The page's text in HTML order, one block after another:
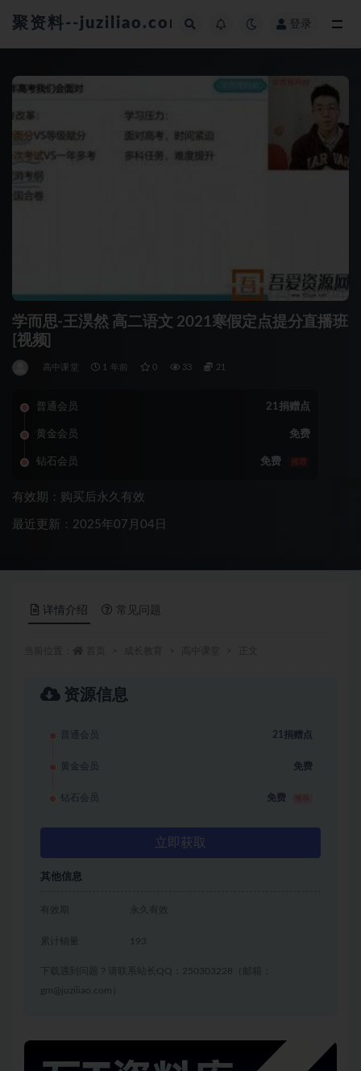
聚资料--juziliao.com--全网资料整合平台
登录
学而思-王淏然 高二语文 2021寒假定点提分直播班
[视频]
高中课堂 1 年前 0 33 21
普通会员 21捐赠点
黄金会员 免费
钻石会员 免费 推荐
有效期：购买后永久有效
最近更新：2025年07月04日
详情介绍 常见问题
资源信息
普通会员 21捐赠点
黄金会员 免费
钻石会员 免费
立即获取
其他信息
有效期 永久有效
累计销量 193
下载遇到问题？请联系站长QQ：250303228（邮箱：
gm@juziliao.com）